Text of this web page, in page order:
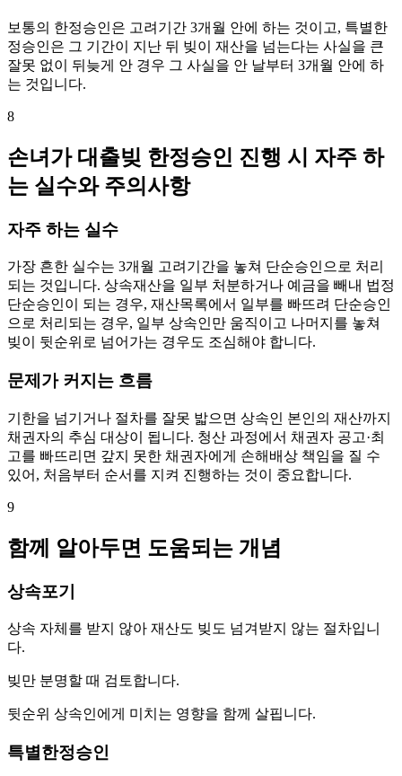
보통의 한정승인은 고려기간 3개월 안에 하는 것이고, 특별한
정승인은 그 기간이 지난 뒤 빚이 재산을 넘는다는 사실을 큰
잘못 없이 뒤늦게 안 경우 그 사실을 안 날부터 3개월 안에 하
는 것입니다.
8
손녀가 대출빚 한정승인 진행 시 자주 하
는 실수와 주의사항
자주 하는 실수
가장 흔한 실수는 3개월 고려기간을 놓쳐 단순승인으로 처리
되는 것입니다. 상속재산을 일부 처분하거나 예금을 빼내 법정
단순승인이 되는 경우, 재산목록에서 일부를 빠뜨려 단순승인
으로 처리되는 경우, 일부 상속인만 움직이고 나머지를 놓쳐
빚이 뒷순위로 넘어가는 경우도 조심해야 합니다.
문제가 커지는 흐름
기한을 넘기거나 절차를 잘못 밟으면 상속인 본인의 재산까지
채권자의 추심 대상이 됩니다. 청산 과정에서 채권자 공고·최
고를 빠뜨리면 갚지 못한 채권자에게 손해배상 책임을 질 수
있어, 처음부터 순서를 지켜 진행하는 것이 중요합니다.
9
함께 알아두면 도움되는 개념
상속포기
상속 자체를 받지 않아 재산도 빚도 넘겨받지 않는 절차입니
다.
빚만 분명할 때 검토합니다.
뒷순위 상속인에게 미치는 영향을 함께 살핍니다.
특별한정승인